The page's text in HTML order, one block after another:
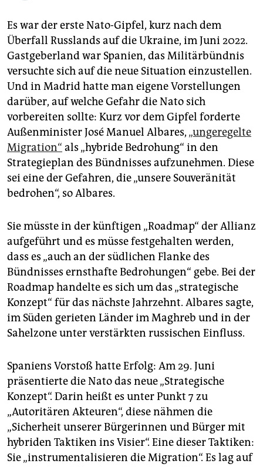
unterstützen
abo
genossenschaft
epaper login
Es war der erste Nato-Gipfel, kurz nach dem
Überfall Russlands auf die Ukraine, im Juni 2022.
Gastgeberland war Spanien, das Militärbündnis
versuchte sich auf die neue Situation einzustellen.
Und in Madrid hatte man eigene Vorstellungen
darüber, auf welche Gefahr die Nato sich
vorbereiten sollte: Kurz vor dem Gipfel forderte
Außenminister José Manuel Albares, „ungeregelte
Migration“ als „hybride Bedrohung“ in den
Strategieplan des Bündnisses aufzunehmen. Diese
sei eine der Gefahren, die „unsere Souveränität
bedrohen“, so Albares.
Sie müsste in der künftigen „Roadmap“ der Allianz
aufgeführt und es müsse festgehalten werden,
dass es „auch an der südlichen Flanke des
Bündnisses ernsthafte Bedrohungen“ gebe. Bei der
Roadmap handelte es sich um das „strategische
Konzept“ für das nächste Jahrzehnt. Albares sagte,
im Süden gerieten Länder im Maghreb und in der
Sahelzone unter verstärkten russischen Einfluss.
Spaniens Vorstoß hatte Erfolg: Am 29. Juni
präsentierte die Nato das neue „Strategische
Konzept“. Darin heißt es unter Punkt 7 zu
„Autoritären Akteuren“, diese nähmen die
„Sicherheit unserer Bürgerinnen und Bürger mit
hybriden Taktiken ins Visier“. Eine dieser Taktiken:
Sie „instrumentalisieren die Migration“. Es lag auf